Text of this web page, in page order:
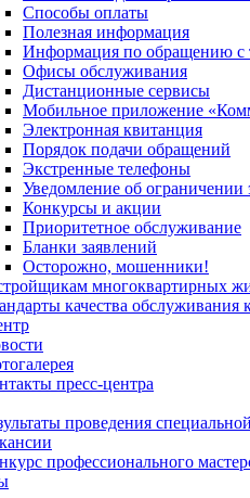
Способы оплаты
Полезная информация
Информация по обращению с
Офисы обслуживания
Дистанционные сервисы
Мобильное приложение
Электронная квитанция
Порядок подачи обращений
Экстренные телефоны
Уведомление об ограничении
Конкурсы и акции
Приоритетное обслуживание
Бланки заявлений
Осторожно, мошенники!
многоквартирных
качества обслуживания
пресс-центра
проведения
профессионального